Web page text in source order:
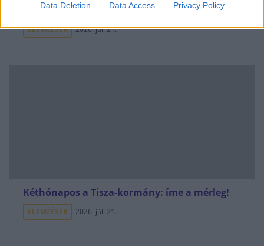
Data Deletion Data Access Privacy Policy
gyorsabban fut, mint a jog
ELEMZÉSEK 2026. júl. 21.
Kéthónapos a Tisza-kormány: íme a mérleg!
ELEMZÉSEK 2026. júl. 21.